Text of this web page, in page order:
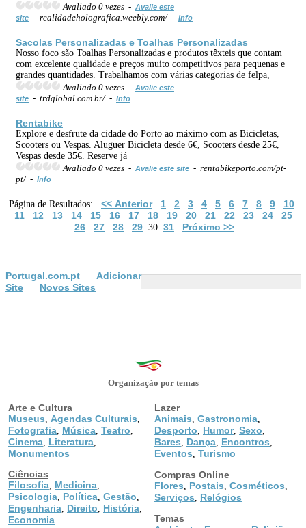
Avaliado 0 vezes - Avalie este
site - realidadeholografica.weebly.com/ - Info
Sacolas Personalizadas e Toalhas Personalizadas
Nosso foco são Toalhas Personalizadas e produtos têxteis que contam
com excelente qualidade e preços muito competitivos para pequenas e
grandes quantidades. Trabalhamos com várias categorias de felpa,
Avaliado 0 vezes - Avalie este
site - trdglobal.com.br/ - Info
Rentabike
Explore e desfrute da cidade do Porto ao máximo com as Bicicletas,
Scooters ou Vespas. Aluguer Bicicleta desde 6€, Scooters desde 25€,
Vespas desde 35€. Reserve já
Avaliado 0 vezes - Avalie este site - rentabikeporto.com/pt-
pt/ - Info
Página de Resultados: << Anterior 1 2 3 4 5 6 7 8 9
10
11
12 13 14 15 16 17 18 19 20 21 22 23 24
25
26
27 28 29 30 31 Próximo >>
Portugal.com.pt
Adicionar
Site
Novos Sites
Organização por temas
Arte e Cultura
Museus
Agendas Culturais
Fotografia Música Teatro
Cinema Literatura
Monumentos
Ciências
Filosofia Medicina
Psicologia Política Gestão
Engenharia Direito História
Economia
Lazer
Animais Gastronomia
Desporto Humor, Sexo
Bares Dança Encontros
Eventos Turismo
Compras Online
Flores
Postais Cosméticos
Serviços
Relógios
Temas